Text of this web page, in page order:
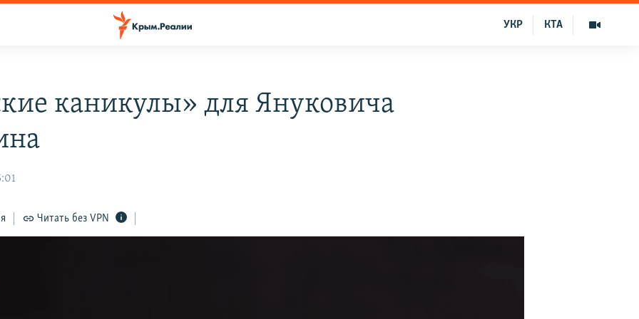
КТА
УКР
каникулы» для Януковича
Читать без VPN